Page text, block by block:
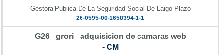
Gestora Publica De La Seguridad Social De Largo Plazo
26-0595-00-1658394-1-1
G26 - grori - adquisicion de camaras web
- CM